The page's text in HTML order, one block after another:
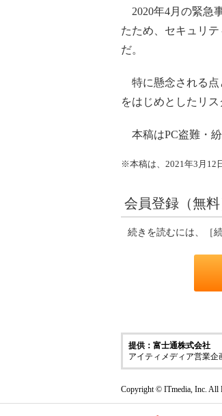
2020年4月の緊急
たため、セキュリ
だ。
特に懸念される点
をはじめとしたリ
本稿はPC盗難・紛
※本稿は、2021年3月12
会員登録（無
続きを読むには、［
提供：富士通株式会社
アイティメディア営業
Copyright © ITmedia, Inc. All